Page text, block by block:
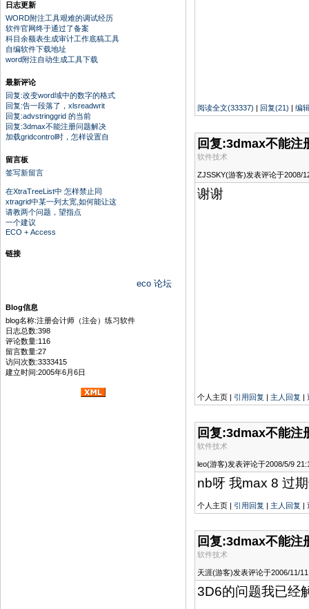
日志更新
WORD附注工具艰难的调试经历
软件官网终于通过了备案
科目余额表生成审计工作底稿工具
自编软件下载地址
word附注自动生成工具下载
最新评论
回复:改变word域中的数字的格式
回复:告一段落了，xlsreadwrit
回复:advstringgrid 的当前
回复:3dmax不能注册问题解决
加载gridcontrol时，怎样设置自
留言板
签写新留言
在XtraTreeList中 怎样禁止同
xtragrid中某一列太宽,如何能让这
请教两个问题，望指点
一个建议
ECO + Access
链接
eco 论坛
Blog信息
blog名称:注册会计师（注会）练习软件
日志总数:398
评论数量:116
留言数量:27
访问次数:3333415
建立时间:2005年6月6日
阅读全文(33337) | 回复(21) | 编
回复:3dmax不能注
软件技术
ZJSSKY(游客)发表评论于2008/
谢谢
个人主页 | 引用回复 | 主人回复 |
回复:3dmax不能注
软件技术
leo(游客)发表评论于2008/5/9
nb呀 我max 8 过
个人主页 | 引用回复 | 主人回复 |
回复:3dmax不能注
软件技术
天涯(游客)发表评论于2006/11/
3D6的问题我已经